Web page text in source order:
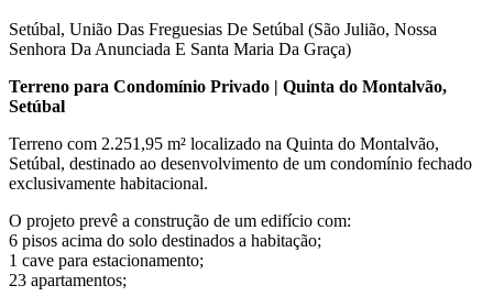
Setúbal, União Das Freguesias De Setúbal (São Julião, Nossa
Senhora Da Anunciada E Santa Maria Da Graça)
Terreno para Condomínio Privado | Quinta do Montalvão,
Setúbal
Terreno com 2.251,95 m² localizado na Quinta do Montalvão,
Setúbal, destinado ao desenvolvimento de um condomínio fechado
exclusivamente habitacional.
O projeto prevê a construção de um edifício com:
6 pisos acima do solo destinados a habitação;
1 cave para estacionamento;
23 apartamentos;